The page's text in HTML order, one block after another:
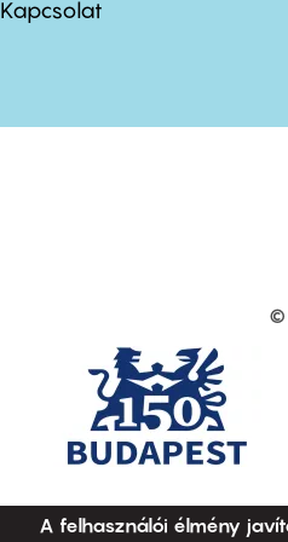
menu
Kapcsolat
other
©
A felhasználói élmény